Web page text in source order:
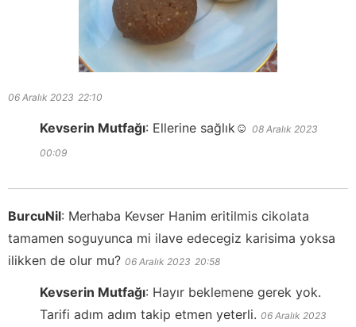
06 Aralık 2023 22:10
Kevserin Mutfağı: Ellerine sağlık☺️ 08 Aralık 2023
00:09
BurcuNil: Merhaba Kevser Hanim eritilmis cikolata
tamamen soguyunca mi ilave edecegiz karisima yoksa
ilikken de olur mu? 06 Aralık 2023 20:58
Kevserin Mutfağı: Hayır beklemene gerek yok.
Tarifi adım adım takip etmen yeterli. 06 Aralık 2023